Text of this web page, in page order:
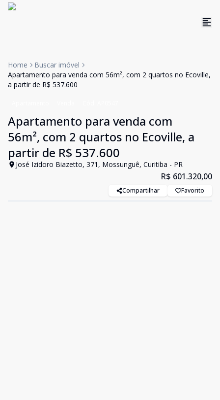
Home
Buscar imóvel
Apartamento para venda com 56m², com 2 quartos no Ecoville,
a partir de R$ 537.600
Apartamento para venda com
56m², com 2 quartos no Ecoville, a
partir de R$ 537.600
José Izidoro Biazetto, 371, Mossunguê, Curitiba - PR
R$ 601.320,00
Compartilhar Favorito